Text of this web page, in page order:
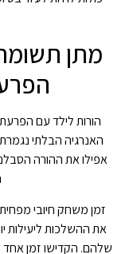
מתן
הורות לילד עם
האנרגיה הבלתי
זמן משחק חיובי
את ההשלכות ליעילות